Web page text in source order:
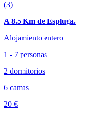
(3)
A 8.5 Km de Espluga.
Alojamiento entero
1 - 7 personas
2 dormitorios
6 camas
20 €